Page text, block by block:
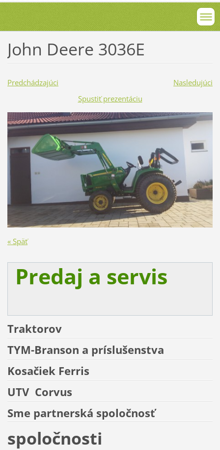
John Deere 3036E
Predchádzajúci
Nasledujúci
Spustiť prezentáciu
« Späť
Predaj a servis
Traktorov
TYM-Branson a príslušenstva
KosačiekFerris
UTVCorvus
Sme partnerská spoločnosť
spoločnosti